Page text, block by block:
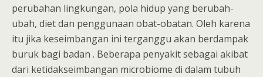
perubahan lingkungan, pola hidup yang berubah-
ubah, diet dan penggunaan obat-obatan. Oleh karena
itu jika keseimbangan ini terganggu akan berdampak
buruk bagi badan . Beberapa penyakit sebagai akibat
dari ketidakseimbangan microbiome di dalam tubuh